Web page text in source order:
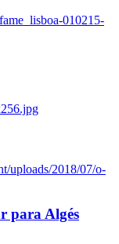
010215-
uploads/2018/07/o-
para Algés